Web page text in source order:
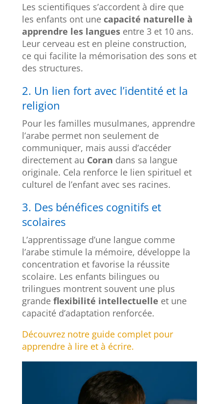
Les scientifiques s’accordent à dire que
les enfants ont une capacité naturelle à
apprendre les languesentre 3 et 10 ans.
Leur cerveau est en pleine construction,
ce qui facilite la mémorisation des sons et
des structures.
2. Un lien fort avec l’identité et la
religion
Pour les familles musulmanes, apprendre
l’arabe permet non seulement de
communiquer, mais aussi d’accéder
directement au Coran dans sa langue
originale. Cela renforce le lien spirituel et
culturel de l’enfant avec ses racines.
3. Des bénéfices cognitifs et
scolaires
L’apprentissage d’une langue comme
l’arabe stimule la mémoire, développe la
concentration et favorise la réussite
scolaire. Les enfants bilingues ou
trilingues montrent souvent une plus
grande flexibilité intellectuelle et une
capacité d’adaptation renforcée.
Découvrez notre guide complet pour
apprendre à lire et à écrire.